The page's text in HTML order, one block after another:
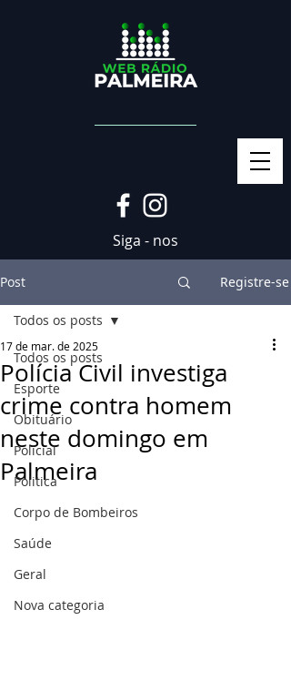
Siga - nos
Post Registre-se
Todos os posts
Esporte
Obituário
Policial
Politica
Corpo de Bombeiros
Saúde
Geral
Nova categoria
Todos os posts
Polícia Civil investiga
crime contra homem
neste domingo em
Palmeira
17 de mar. de 2025